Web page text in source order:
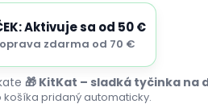
Aktivuje sa od 50 €
zdarma od 70 €
🎁 KitKat – sladká tyčinka na
pridaný automaticky.